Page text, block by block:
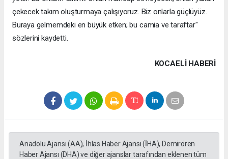
çekecek takım oluşturmaya çalışıyoruz. Biz onlarla güçlüyüz.
Buraya gelmemdeki en büyük etken; bu camia ve taraftar"
sözlerini kaydetti.
KOCAELI HABERİ
Anadolu Ajansı (AA), İhlas Haber Ajansı (İHA), Demirören
Haber Ajansı (DHA) ve diğer ajanslar tarafından eklenen tüm